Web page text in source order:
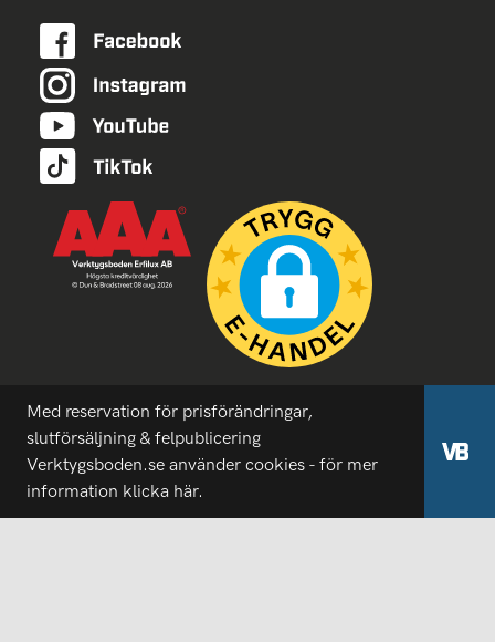
Med reservation för prisförändringar,
slutförsäljning & felpublicering
Verktygsboden.se använder cookies - för mer
information klicka här.